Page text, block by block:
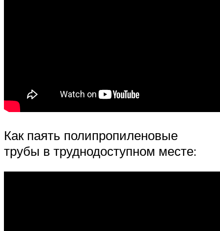
Как паять полипропиленовые
трубы в труднодоступном месте: